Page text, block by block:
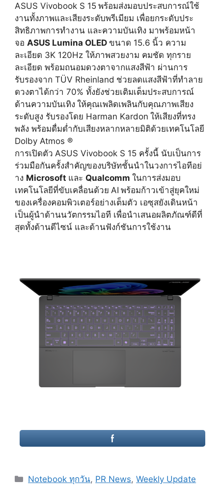
ASUS Vivobook S 15 พร้อมส่งมอบประสบการณ์ใช้
งานทั้งภาพและเสียงระดับพรีเมียม เพื่อยกระดับประ
สิทธิภาพการทำงาน และความบันเทิง มาพร้อมหน้า
จอ ASUS Lumina OLED ขนาด 15.6 นิ้ว ความ
ละเอียด 3K 120Hz ให้ภาพสวยงาม คมชัด ทุกราย
ละเอียด พร้อมถนอมดวงตาจากแสงสีฟ้า ผ่านการ
รับรองจาก TÜV Rheinland ช่วยลดแสงสีฟ้าที่ทำลาย
ดวงตาได้กว่า 70% ทั้งยังช่วยเติมเต็มประสบการณ์
ด้านความบันเทิง ให้คุณเพลิดเพลินกับคุณภาพเสียง
ระดับสูง รับรองโดย Harman Kardon ให้เสียงที่ทรง
พลัง พร้อมดื่มด่ำกับเสียงหลากหลายมิติด้วยเทคโนโลยี
Dolby Atmos ®
การเปิดตัว ASUS Vivobook S 15 ครั้งนี้ นับเป็นการ
ร่วมมือกันครั้งสำคัญของบริษัทชั้นนำในวงการไอทีอย่
าง Microsoft และ Qualcomm ในการส่งมอบ
เทคโนโลยีที่ขับเคลื่อนด้วย AI พร้อมก้าวเข้าสู่ยุคใหม่
ของเครื่องคอมพิวเตอร์อย่างเต็มตัว เอซุสยังเดินหน้า
เป็นผู้นำด้านนวัตกรรมไอที เพื่อนำเสนอผลิตภัณฑ์ดีที่
สุดทั้งด้านดีไซน์ และด้านฟังก์ชันการใช้งาน
Categories
Notebook ทุกวัน, PR News,Weekly Update